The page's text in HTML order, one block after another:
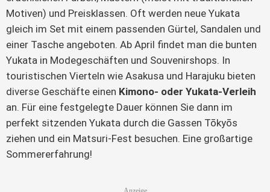
Motiven) und Preisklassen. Oft werden neue Yukata
gleich im Set mit einem passenden Gürtel, Sandalen und
einer Tasche angeboten. Ab April findet man die bunten
Yukata in Modegeschäften und Souvenirshops. In
touristischen Vierteln wie Asakusa und Harajuku bieten
diverse Geschäfte einen Kimono- oder Yukata-Verleih
an. Für eine festgelegte Dauer können Sie dann im
perfekt sitzenden Yukata durch die Gassen Tōkyōs
ziehen und ein Matsuri-Fest besuchen. Eine großartige
Sommererfahrung!